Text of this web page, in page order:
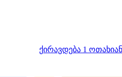
ქირავდება 1